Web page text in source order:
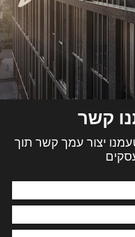
קשר
יצור עמך קשר תוך